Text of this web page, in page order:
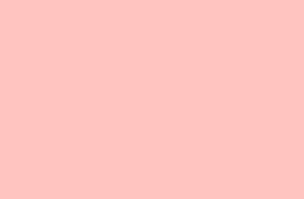
institutionella och andra kvalificerade investerare.
procent av kapitalet och 37,5 procent av rösterna,
en överenskommelse om lock-up för kvarvarande